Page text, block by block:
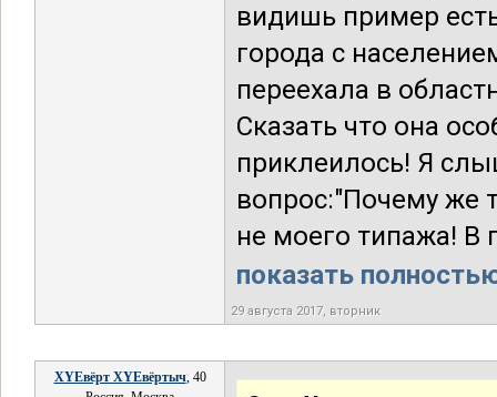
видишь пример
города с
переехала в
Сказать что она
приклеилось! Я
вопрос:"Почему же
не моего типажа! В
показать
29 августа 2017, вторник
XYEвёрт XYEвёртыч, 40